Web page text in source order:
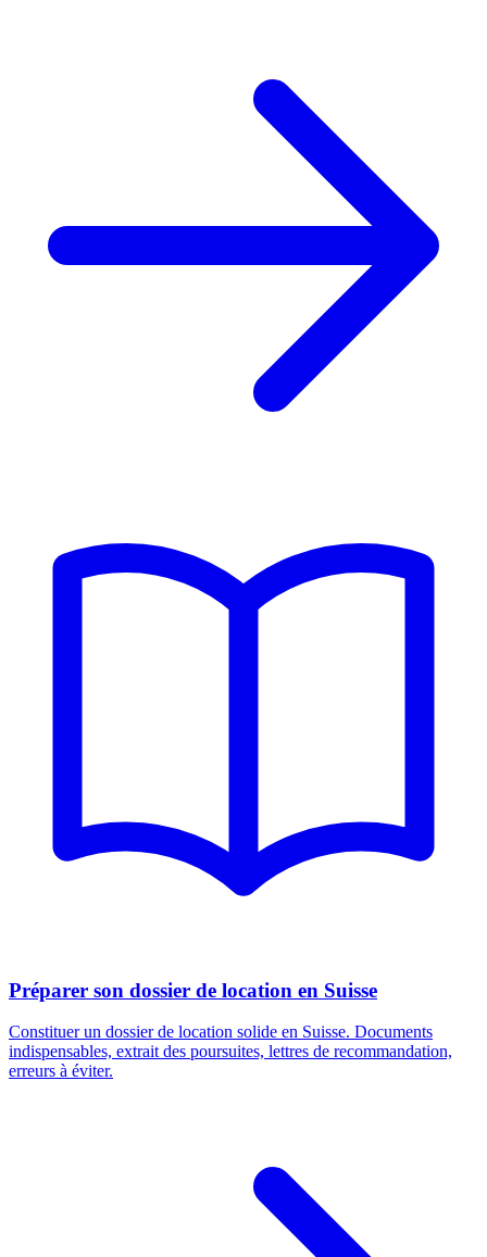
Préparer son dossier de location en Suisse
Constituer un dossier de location solide en Suisse. Documents
indispensables, extrait des poursuites, lettres de recommandation,
erreurs à éviter.